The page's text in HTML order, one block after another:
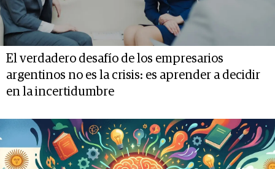
El verdadero desafío de los empresarios
argentinos no es la crisis: es aprender a decidir
en la incertidumbre